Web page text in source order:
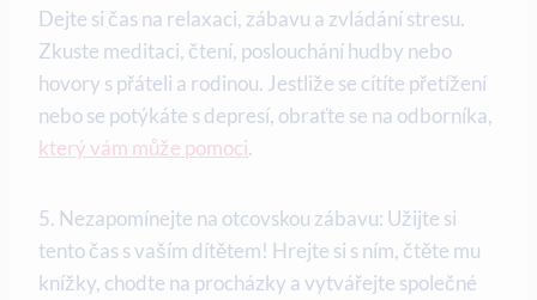
Dejte‌ si čas na⁤ relaxaci, ⁤zábavu ⁣a ⁢zvládání​ stresu.
Zkuste ‌meditaci, čtení, poslouchání hudby nebo
hovory ‍s přáteli a⁣ rodinou. Jestliže se cítíte⁤ přetížení
nebo ‌se potýkáte s depresí, obraťte se⁢ na odborníka,
který vám může pomoci.
5. Nezapomínejte na⁢ otcovskou ⁤zábavu: ‍Užijte si
tento čas s vaším​ dítětem! Hrejte ⁤si s ním, čtěte mu​
knížky, chodte na ⁢procházky a vytvářejte společné